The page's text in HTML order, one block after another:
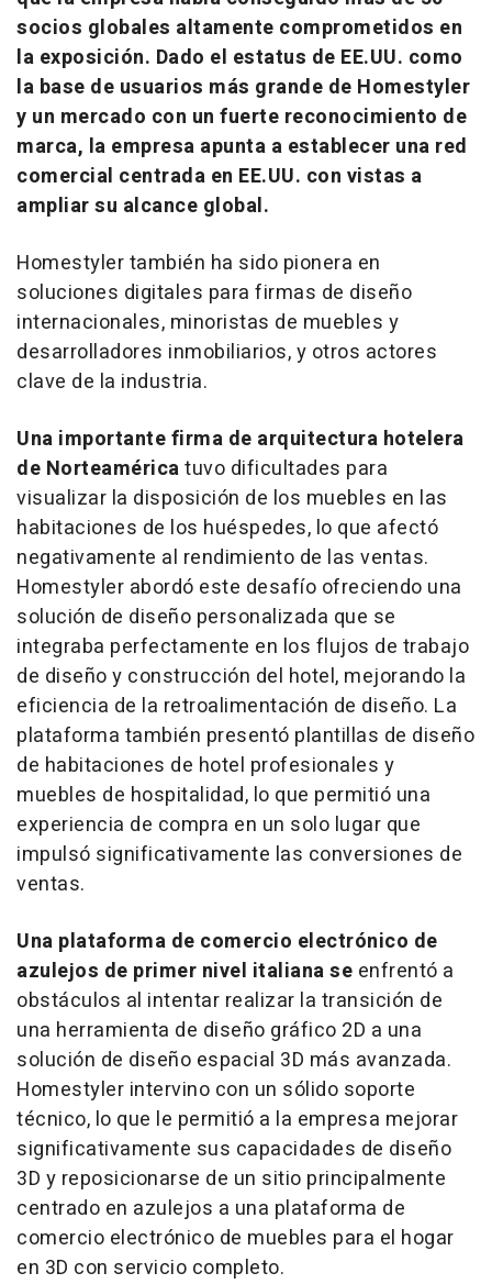
socios globales altamente comprometidos en
la exposición. Dado el estatus de EE.UU. como
la base de usuarios más grande de Homestyler
y un mercado con un fuerte reconocimiento de
marca, la empresa apunta a establecer una red
comercial centrada en EE.UU. con vistas a
ampliar su alcance global.
Homestyler también ha sido pionera en
soluciones digitales para firmas de diseño
internacionales, minoristas de muebles y
desarrolladores inmobiliarios, y otros actores
clave de la industria.
Una importante firma de arquitectura hotelera
de Norteaméricatuvo dificultades para
visualizar la disposición de los muebles en las
habitaciones de los huéspedes, lo que afectó
negativamente al rendimiento de las ventas.
Homestyler abordó este desafío ofreciendo una
solución de diseño personalizada que se
integraba perfectamente en los flujos de trabajo
de diseño y construcción del hotel, mejorando la
eficiencia de la retroalimentación de diseño. La
plataforma también presentó plantillas de diseño
de habitaciones de hotel profesionales y
muebles de hospitalidad, lo que permitió una
experiencia de compra en un solo lugar que
impulsó significativamente las conversiones de
ventas.
Una plataforma de comercio electrónico de
azulejos de primer nivel italiana se enfrentó a
obstáculos al intentar realizar la transición de
una herramienta de diseño gráfico 2D a una
solución de diseño espacial 3D más avanzada.
Homestyler intervino con un sólido soporte
técnico, lo que le permitió a la empresa mejorar
significativamente sus capacidades de diseño
3D y reposicionarse de un sitio principalmente
centrado en azulejos a una plataforma de
comercio electrónico de muebles para el hogar
en 3D con servicio completo.